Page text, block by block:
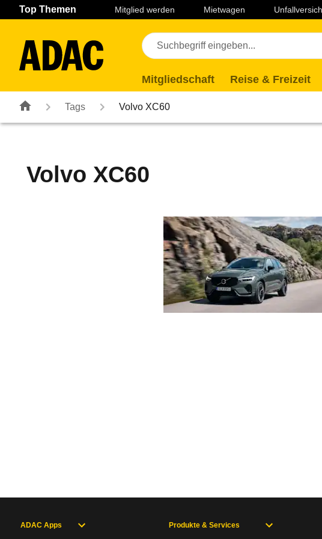
Navigation Seiteninhalt Fußzeile
Top Themen Mitglied werden Mietwagen
Mitgliedschaft Reise & Freizeit
Tags Volvo XC60
Volvo XC60
ADAC Apps Produkte & Services